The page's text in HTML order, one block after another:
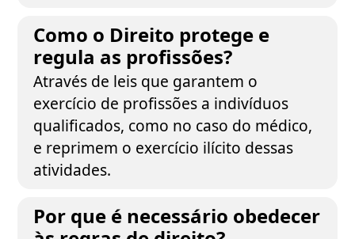
Como o Direito protege e
regula as profissões?
Através de leis que garantem o
exercício de profissões a indivíduos
qualificados, como no caso do médico,
e reprimem o exercício ilícito dessas
atividades.
Por que é necessário obedecer